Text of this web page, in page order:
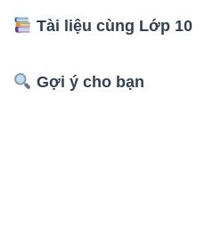
Tài liệu cùng Lớp 10
Gợi ý cho bạn